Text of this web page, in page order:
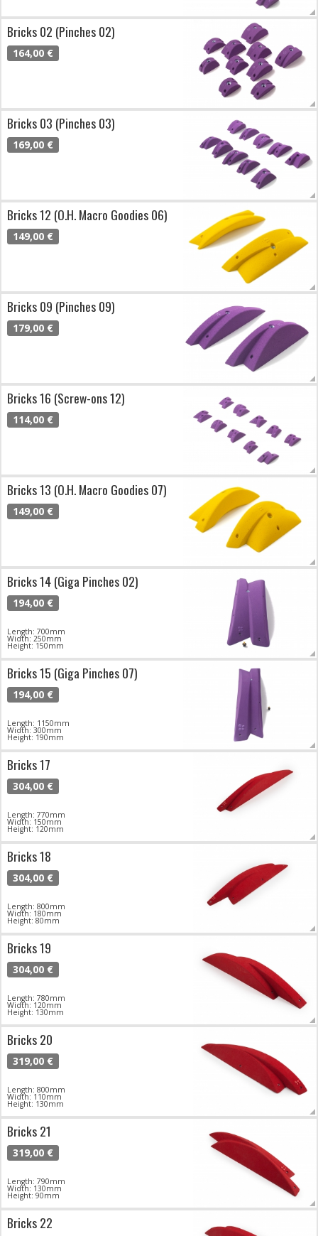
Bricks 02 (Pinches 02)
164,00 €
Bricks 03 (Pinches 03)
169,00 €
Bricks 12 (O.H. Macro Goodies 06)
149,00 €
Bricks 09 (Pinches 09)
179,00 €
Bricks 16 (Screw-ons 12)
114,00 €
Bricks 13 (O.H. Macro Goodies 07)
149,00 €
Bricks 14 (Giga Pinches 02)
194,00 €
Length: 700mm
Width: 250mm
Height: 150mm
Bricks 15 (Giga Pinches 07)
194,00 €
Length: 1150mm
Width: 300mm
Height: 190mm
Bricks 17
304,00 €
Length: 770mm
Width: 150mm
Height: 120mm
Bricks 18
304,00 €
Length: 800mm
Width: 180mm
Height: 80mm
Bricks 19
304,00 €
Length: 780mm
Width: 120mm
Height: 130mm
Bricks 20
319,00 €
Length: 800mm
Width: 110mm
Height: 130mm
Bricks 21
319,00 €
Length: 790mm
Width: 130mm
Height: 90mm
Bricks 22